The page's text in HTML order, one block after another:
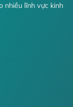
nhiều lĩnh vực kinh